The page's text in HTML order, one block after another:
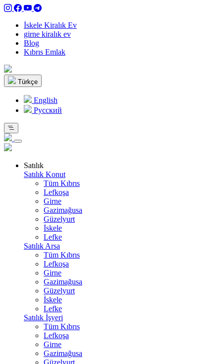
İskele Kiralık Ev
girne kiralık ev
Blog
Kıbrıs Emlak
Türkçe
English
Pусский
Satılık
Satılık Konut
Tüm Kıbrıs
Lefkoşa
Girne
Gazimağusa
Güzelyurt
İskele
Lefke
Satılık Arsa
Tüm Kıbrıs
Lefkoşa
Girne
Gazimağusa
Güzelyurt
İskele
Lefke
Satılık İşyeri
Tüm Kıbrıs
Lefkoşa
Girne
Gazimağusa
Güzelyurt